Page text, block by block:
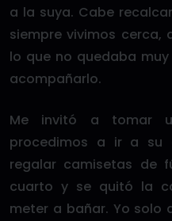
a la suya. Cabe
siempre vivimos cerca,
lo que no quedaba
acompañarlo.
Me invitó a tomar
procedimos a ir a su
regalar camisetas de
cuarto y se quitó la
meter a bañar. Yo solo